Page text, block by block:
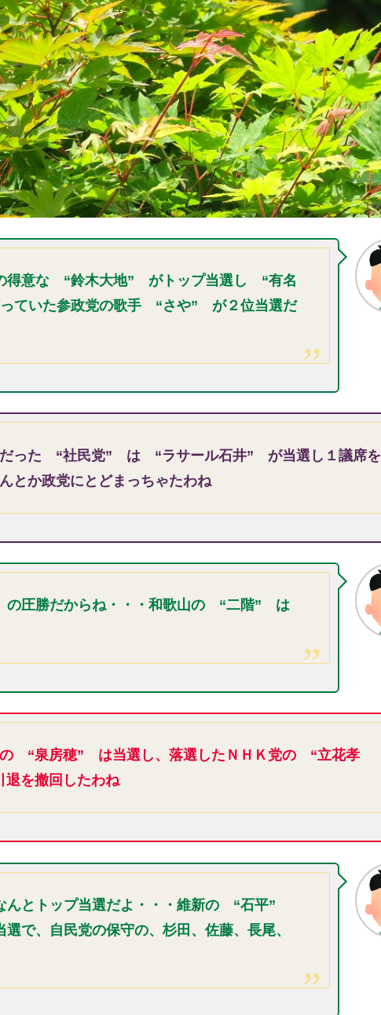
得意な “鈴木大地” がトップ当選し “有名
ていた参政党の歌手 “さや” が２位当選だ
だった “社民党” は “ラサール石井” が当選し１議席を
とか政党にとどまっちゃたわね
圧勝だからね・・・和歌山の “二階” は
の “泉房穂” は当選し、落選したＮＨＫ党の “立花孝
を撤回したわね
とトップ当選だよ・・・維新の “石平”
で、自民党の保守の、杉田、佐藤、長尾、